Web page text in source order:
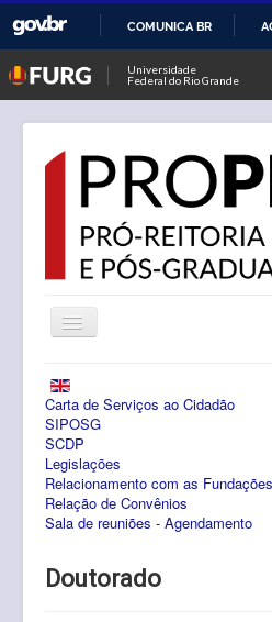
O
COMUNICA BR
Universidade
Federal do Rio Grande
Alternar
Navegação
Notícias
PROPESP
Pesquisa
Pós-Graduação
Internacionalização.
Carta de Serviços ao Cidadão
SIPOSG
SCDP
Legislações
Relacionamento com as
Relação de Convênios
Sala de reuniões - Agendamento
Doutorado